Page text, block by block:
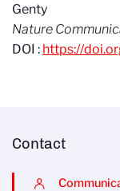
Genty
Nature
DOI : https://
Contact